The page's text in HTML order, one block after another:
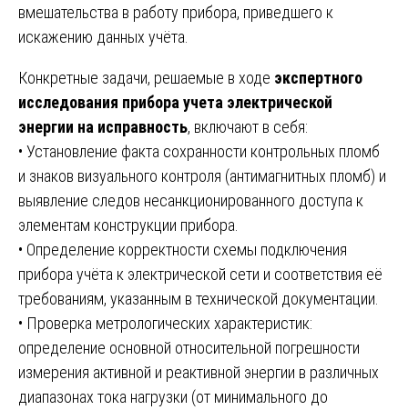
вмешательства в работу прибора, приведшего к
искажению данных учёта.
Конкретные задачи, решаемые в ходе экспертного
исследования прибора учета электрической
энергии на исправность, включают в себя:
• Установление факта сохранности контрольных пломб
и знаков визуального контроля (антимагнитных пломб) и
выявление следов несанкционированного доступа к
элементам конструкции прибора.
• Определение корректности схемы подключения
прибора учёта к электрической сети и соответствия её
требованиям, указанным в технической документации.
• Проверка метрологических характеристик:
определение основной относительной погрешности
измерения активной и реактивной энергии в различных
диапазонах тока нагрузки (от минимального до